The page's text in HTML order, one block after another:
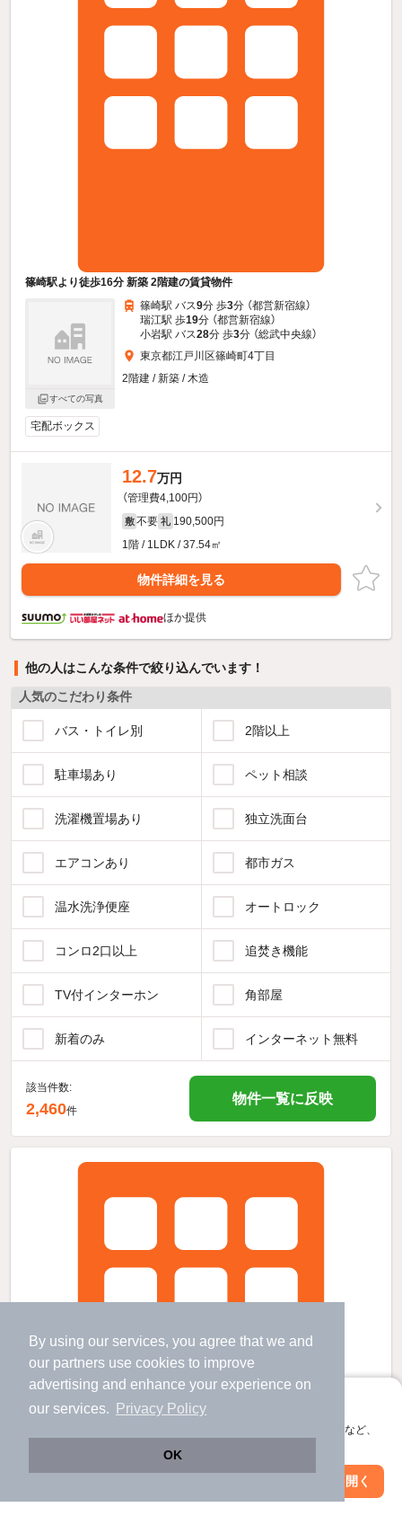
By using our services, you agree that we and
our partners use cookies to improve
advertising and enhance your experience on
our services.
Privacy Policy
OK
アプリに切り替えて、サクサクお部屋探し
会員登録なしですぐ使える。マップ検索やお気に入り保存など、
アプリを開く
篠崎駅より徒歩16分 新築 2階建の賃貸物件
すべての写真
篠崎駅 バス9分 歩3分 （都営新宿線）
瑞江駅 歩19分 （都営新宿線）
小岩駅 バス28分 歩3分 （総武中央線）
東京都江戸川区篠崎町4丁目
2階建 / 新築 / 木造
宅配ボックス
12.7万円
（管理費4,100円）
敷 不要 礼 190,500円
1階 / 1LDK / 37.54㎡
物件詳細を見る
ほか提供
他の人はこんな条件で絞り込んでいます！
人気のこだわり条件
バス・トイレ別 2階以上
駐車場あり ペット相談
洗濯機置場あり 独立洗面台
エアコンあり 都市ガス
温水洗浄便座 オートロック
コンロ2口以上 追焚き機能
TV付インターホン 角部屋
新着のみ インターネット無料
該当件数:
2,460件
物件一覧に反映
絞り込み条件を変更